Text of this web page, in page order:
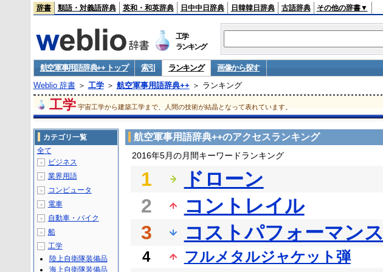
辞書 類語・対義語辞典 英和・和英辞典 日中中日辞典 日韓韓日辞典 古語辞典 その他の辞書▼
工学
ランキング
航空軍事用語辞典++ トップ 索引 ランキング
画像から探す
Weblio 辞書＞ 工学＞ 航空軍事用語辞典++ ＞ ランキング
工学 宇宙工学から建築工学まで、人間の技術が結晶となって表れています。
航空軍事用語辞典++のアクセスランキング
2016年5月の月間キーワードランキング
1
ドローン
2
コントレイル
3
コストパフォーマンス
4
フルメタルジャケット弾
カテゴリ一覧
全て
＋ ビジネス
＋ 業界用語
＋ コンピュータ
＋ 電車
＋ 自動車・バイク
＋ 船
－
工学
陸上自衛隊装備品
海上自衛隊装備品